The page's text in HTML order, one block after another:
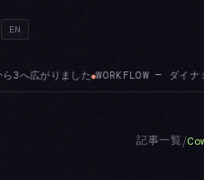
EN
エージェントは、セッションの権限モ
記事一覧/